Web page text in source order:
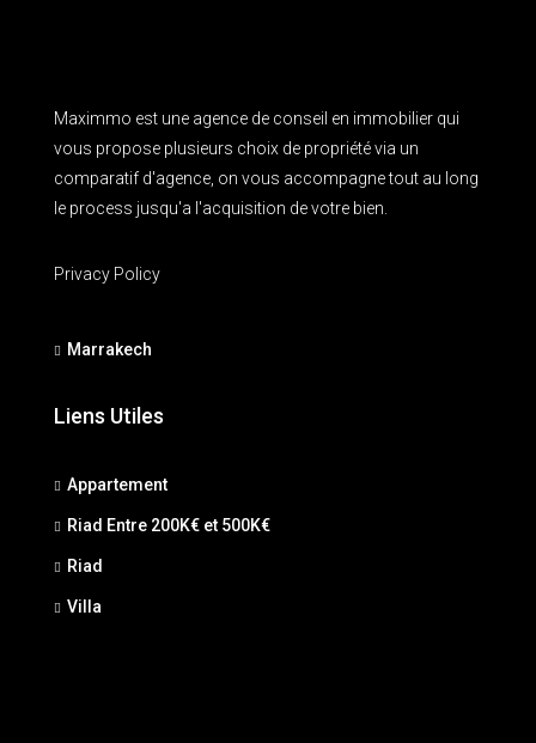
Maximmo est une agence de conseil en immobilier qui
vous propose plusieurs choix de propriété via un
comparatif d'agence, on vous accompagne tout au long
le process jusqu'a l'acquisition de votre bien.
Privacy Policy
Marrakech
Liens Utiles
Appartement
Riad Entre 200K€ et 500K€
Riad
Villa